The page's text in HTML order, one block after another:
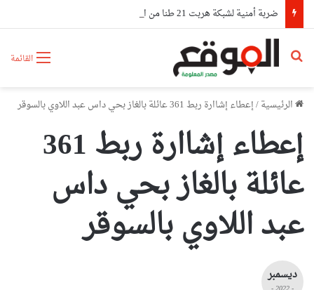
القائمة بحث عن
الرئيسية/إعطاء إشاارة ربط 361 عائلة بالغاز بحي داس عبد اللاوي بالسوقر
إعطاء إشاارة ربط 361
عائلة بالغاز بحي داس
عبد اللاوي بالسوقر
ديسمبر